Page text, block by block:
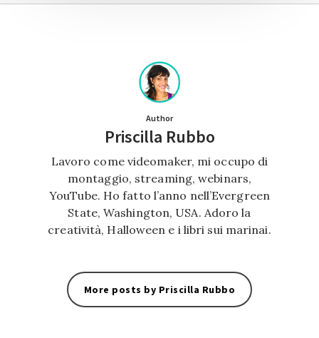
Author
Priscilla Rubbo
Lavoro come videomaker, mi occupo di
montaggio, streaming, webinars,
YouTube. Ho fatto l’anno nell’Evergreen
State, Washington, USA. Adoro la
creatività, Halloween e i libri sui marinai.
More posts by Priscilla Rubbo